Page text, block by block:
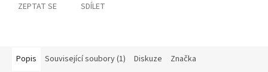
ZEPTAT SE SDÍLET
Popis Související soubory (1) Diskuze Značka